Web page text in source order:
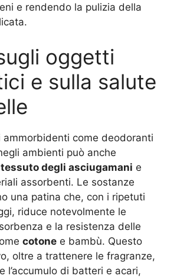
e rendendo la pulizia della
oggetti
e sulla salute
ammorbidenti come deodoranti
ambienti può anche
tessuto degli asciugamani e
assorbenti. Le sostanze
una patina che, con i ripetuti
riduce notevolmente le
e la resistenza delle
cotone e bambù. Questo
oltre a trattenere le fragranze,
l’accumulo di batteri e acari,